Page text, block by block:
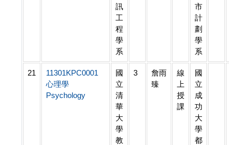
訊
工
程
學
系
市
計
劃
學
系
21
11301KPC0001
心理學
Psychology
國
立
清
華
大
學
教
3
詹雨
臻
線
上
授
課
國
立
成
功
大
學
都